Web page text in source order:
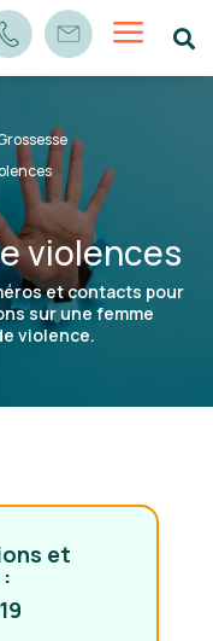
a 
violences
et contacts pour
sur une femme
violence.
et